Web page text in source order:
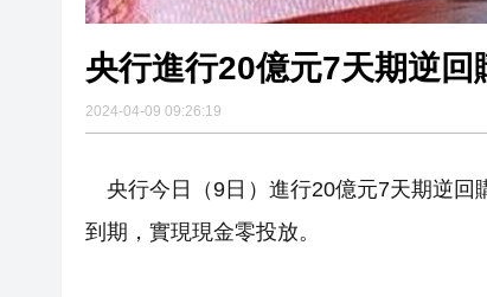
央行進行20億元7天期逆回
2024-04-09 09:26:19
央行今日（9日）進行20億元7天期逆回
到期，實現現金零投放。